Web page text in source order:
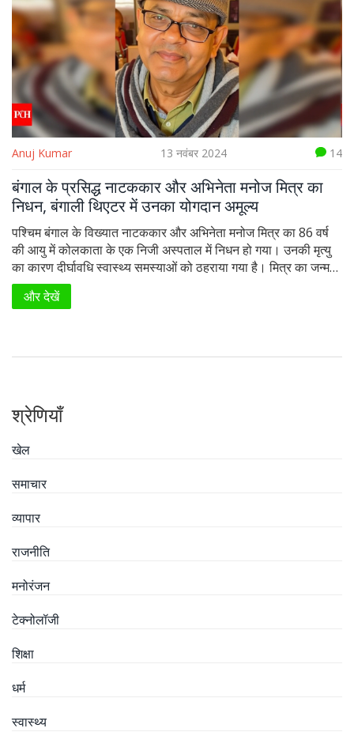
Anuj Kumar 13 नवंबर 2024 14
बंगाल के प्रसिद्ध नाटककार और अभिनेता मनोज मित्र का
निधन, बंगाली थिएटर में उनका योगदान अमूल्य
पश्चिम बंगाल के विख्यात नाटककार और अभिनेता मनोज मित्र का 86 वर्ष
की आयु में कोलकाता के एक निजी अस्पताल में निधन हो गया। उनकी मृत्यु
का कारण दीर्घावधि स्वास्थ्य समस्याओं को ठहराया गया है। मित्र का जन्म
22 दिसंबर, 1938 को हुआ था और बंगाली थिएटर और फिल्मों में उनके
योगदान उनके जीवन का महान अध्याय है। पश्चिम बंगाल की मुख्यमंत्री ममता
और देखें
श्रेणियाँ
खेल
समाचार
व्यापार
राजनीति
मनोरंजन
टेक्नोलॉजी
शिक्षा
धर्म
स्वास्थ्य